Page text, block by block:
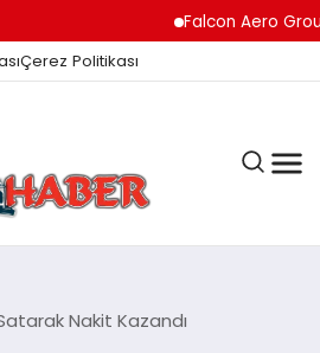
Falcon Aero Group,
Çerez Politikası
Nakit Kazandı